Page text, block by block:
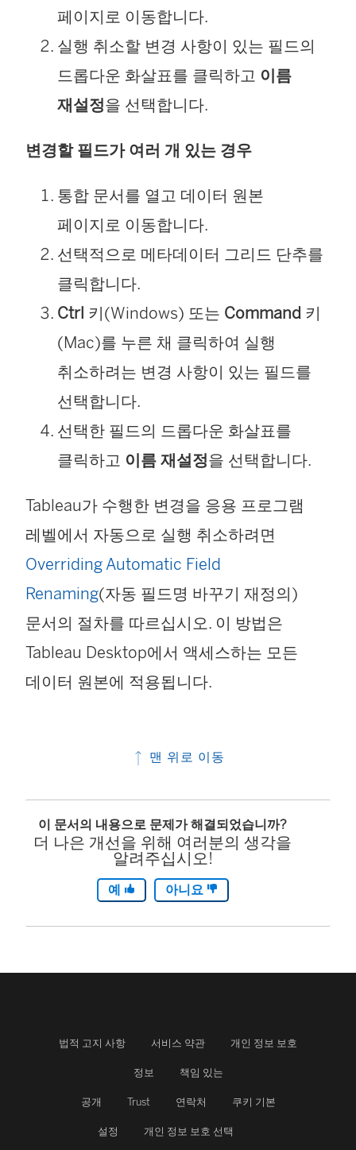
페이지로 이동합니다.
실행 취소할 변경 사항이 있는 필드의
드롭다운 화살표를 클릭하고 이름
재설정을 선택합니다.
변경할 필드가 여러 개 있는 경우
통합 문서를 열고 데이터 원본
페이지로 이동합니다.
선택적으로 메타데이터 그리드 단추를
클릭합니다.
Ctrl 키(Windows) 또는 Command 키
(Mac)를 누른 채 클릭하여 실행
취소하려는 변경 사항이 있는 필드를
선택합니다.
선택한 필드의 드롭다운 화살표를
클릭하고 이름 재설정을 선택합니다.
Tableau가 수행한 변경을 응용 프로그램
레벨에서 자동으로 실행 취소하려면
Overriding Automatic Field
Renaming(자동 필드명 바꾸기 재정의)
문서의 절차를 따르십시오. 이 방법은
Tableau Desktop에서 액세스하는 모든
데이터 원본에 적용됩니다.
맨 위로 이동
이 문서의 내용으로 문제가 해결되었습니까?
더 나은 개선을 위해 여러분의 생각을
알려주십시오!
예 아니요
법적 고지 사항 서비스 약관 개인 정보 보호
정보 책임 있는
공개 Trust 연락처 쿠키 기본
설정 개인 정보 보호 선택